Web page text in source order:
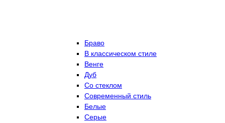
Браво
В классическом стиле
Венге
Дуб
Со стеклом
Современный стиль
Белые
Серые